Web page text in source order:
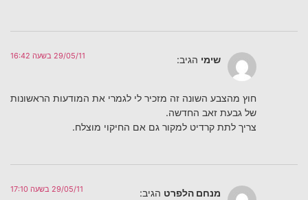
שימי הגיב: 29/05/11 בשעה 16:42
חוץ מהצבע השונה זה מזכיר לי לגמרי את המודעות הראשונות
של גבעת זאב החדשה.
צריך לתת קרדיט למקור גם אם החיקוי מוצלח.
מנחם הלפרט הגיב: 29/05/11 בשעה 17:10